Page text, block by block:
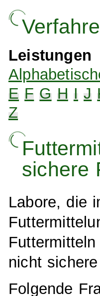
Leistungen
E F G H I J
Z
sichere
Labore, die
nicht
Folgende